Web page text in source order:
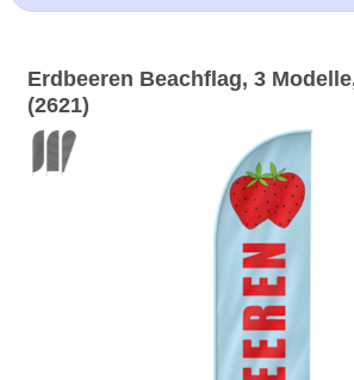
Erdbeeren Beachflag, 3
(2621)